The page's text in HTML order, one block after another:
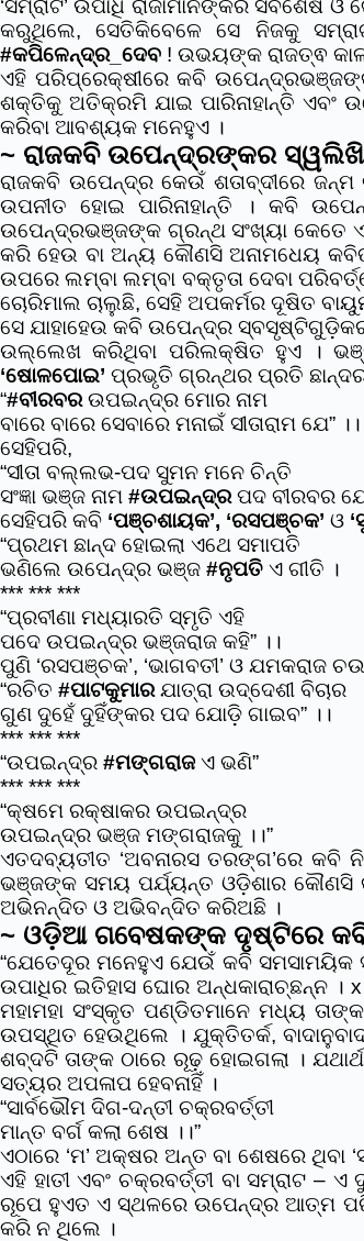
‘ସମ୍ରାଟ’ ଉପାଧି ରାଜାମାନଙ୍କର
କରୁଥିଲେ, ସେତିକିବେଳେ ସେ ନିଜକୁ
#କପିଳେନ୍ଦ୍ର_ଦେବ ! ଉଭୟଙ୍କ ରାଜତ୍ଵ
ଏହି ପରିପ୍ରେକ୍ଷୀରେ କବି
ଶକ୍ତିକୁ ଅତିକ୍ରମି ଯାଇ ପାରିନାହାନ୍ତି ଏବଂ
କରିବା ଆବଶ୍ୟକ ମନେହୁଏ ।
~ ରାଜକବି ଉପେନ୍ଦ୍ରଙ୍କର
ରାଜକବି ଉପେନ୍ଦ୍ର କେଉଁ ଶତାବ୍ଦୀରେ
ଉପନୀତ ହୋଇ ପାରିନାହାନ୍ତି । କବି
ଉପେନ୍ଦ୍ରଭଞ୍ଜଙ୍କ ଗ୍ରନ୍ଥ ସଂଖ୍ୟା କେତେ
କରି ହେଉ ବା ଅନ୍ୟ କୌଣସି ଅନାମଧେୟ
ଉପରେ ଲମ୍ବା ଲମ୍ବା ବକ୍ତୃତା ଦେବା
ଚୋରିମାଲ ଚାଲୁଛି, ସେହି ଅପକର୍ମର ଦୂଷିତ
ସେ ଯାହାହେଉ କବି ଉପେନ୍ଦ୍ର
ଉଲ୍ଲେଖ କରିଥିବା ପରିଲକ୍ଷିତ ହୁଏ ।
‘ଷୋଳପୋଇ’ ପ୍ରଭୃତି ଗ୍ରନ୍ଥର ପ୍ରତି
“#ବୀରବରଉପଇନ୍ଦ୍ର ମୋର ନାମ
ବାରେ ବାରେ ସେବାରେ ମନାଇଁ ସୀତାରାମ ଯେ” ।।
ସେହିପରି,
“ସୀତା ବଲ୍ଲଭ-ପଦ ସୁମନ ମନେ ଚିନ୍ତି
ସଂଜ୍ଞା ଭଞ୍ଜ ନାମ #ଉପଇନ୍ଦ୍ରପଦ ବୀରବର
ସେହିପରି କବି ‘ପଞ୍ଚଶାୟକ’, ‘ରସପଞ୍ଚକ’ ଓ
“ପ୍ରଥମ ଛାନ୍ଦ ହୋଇଲା ଏଥେ ସମାପତି
ଭଣିଲେ ଉପେନ୍ଦ୍ର ଭଞ୍ଜ #ନୃପତି ଏ ଗୀତି ।
*** *** ***
“ପ୍ରବୀଣା ମଧ୍ୟାରତି ସ୍ମୃତି ଏହି
ପଦେ ଉପଇନ୍ଦ୍ର ଭଞ୍ଜରାଜ କହି” ।।
ପୁଣି ‘ରସପଞ୍ଚକ’, ‘ଭାଗବତୀ’ ଓ ଯମକରାଜ
“ରଚିତ #ପାଟକୁମାରଯାତ୍ରା ଉଦ୍ଦେଶୀ ବିଚାର
ଗୁଣ ଦୁହେଁ ଦୁହିଁଙ୍କର ପଦ ଯୋଡ଼ି ଗାଇବ” ।।
*** *** ***
“ଉପଇନ୍ଦ୍ର #ମଙ୍ଗରାଜଏ ଭଣି”
*** *** ***
“କ୍ଷମେ ରକ୍ଷାକର ଉପଇନ୍ଦ୍ର
ଉପଇନ୍ଦ୍ର ଭଞ୍ଜ ମଙ୍ଗରାଜକୁ ।।”
ଏତଦବ୍ୟତୀତ ‘ଅବନାରସ ତରଙ୍ଗ’ରେ କବି
ଭଞ୍ଜଙ୍କ ସମୟ ପର୍ଯ୍ୟନ୍ତ ଓଡ଼ିଶାର କୌଣସି
ଅଭିନନ୍ଦିତ ଓ ଅଭିବନ୍ଦିତ କରିଅଛି ।
~ ଓଡ଼ିଆ ଗବେଷକଙ୍କ ଦୃଷ୍ଟିରେ
“ଯେତେଦୂର ମନେହୁଏ ଯେଉଁ କବି ସମସାମୟିକ
ଉପାଧିର ଇତିହାସ ଘୋର ଅନ୍ଧକାରାଚ୍ଛନ୍ନ
ମହାମହା ସଂସ୍କୃତ ପଣ୍ଡିତମାନେ ମଧ୍ୟ
ଉପସ୍ଥିତ ହେଉଥିଲେ । ଯୁକ୍ତିତର୍କ,
ଶବ୍ଦଟି ତାଙ୍କ ଠାରେ ରୂଢ଼ ହୋଇଗଲା ।
ସତ୍ୟର ଅପଳାପ ହେବନାହିଁ ।
“ସାର୍ବଭୌମ ଦିଗ-ଦନ୍ତୀ ଚକ୍ରବର୍ତ୍ତୀ
ମାନ୍ତ ବର୍ଗ କଲା ଶେଷ ।।”
ଏଠାରେ ‘ମ’ ଅକ୍ଷର ଅନ୍ତ ବା ଶେଷରେ ଥିବା
ଏହି ହାତୀ ଏବଂ ଚକ୍ରବର୍ତ୍ତୀ ବା ସମ୍ରାଟ
ରୂପେ ହୁଏତ ଏ ସ୍ଥଳରେ ଉପେନ୍ଦ୍ର ଆତ୍ମ
କରି ନ ଥିଲେ ।